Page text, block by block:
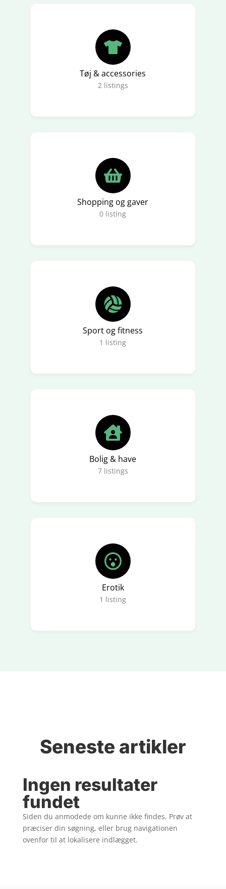
Tøj & accessories
2 listings
Shopping og gaver
0 listing
Sport og fitness
1 listing
Bolig & have
7 listings
Erotik
1 listing
Seneste artikler
Ingen resultater
fundet
Siden du anmodede om kunne ikke findes. Prøv at
præciser din søgning, eller brug navigationen
ovenfor til at lokalisere indlægget.